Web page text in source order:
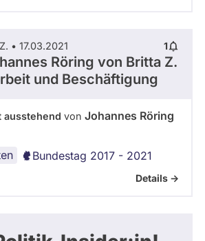
• 17.03.2021 1
Röring von Britta Z.
und Beschäftigung
ausstehend von Johannes Röring
Bundestag 2017 - 2021
Details ->